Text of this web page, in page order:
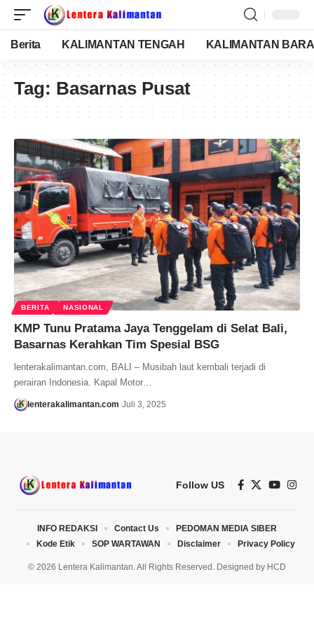
Berita KALIMANTAN TENGAH KALIMANTAN
Tag: Basarnas Pusat
BERITA NASIONAL
KMP Tunu Pratama Jaya Tenggelam di Selat Bali,
Basarnas Kerahkan Tim Spesial BSG
lenterakalimantan.com, BALI – Musibah laut kembali terjadi di
perairan Indonesia. Kapal Motor…
lenterakalimantan.com Juli 3, 2025
Follow US
© 2026 Lentera Kalimantan. All Rights Reserved. Designed by HCD
INFO REDAKSI Contact Us
PEDOMAN MEDIA SIBER
Kode Etik
SOP WARTAWAN Disclaimer Privacy Policy